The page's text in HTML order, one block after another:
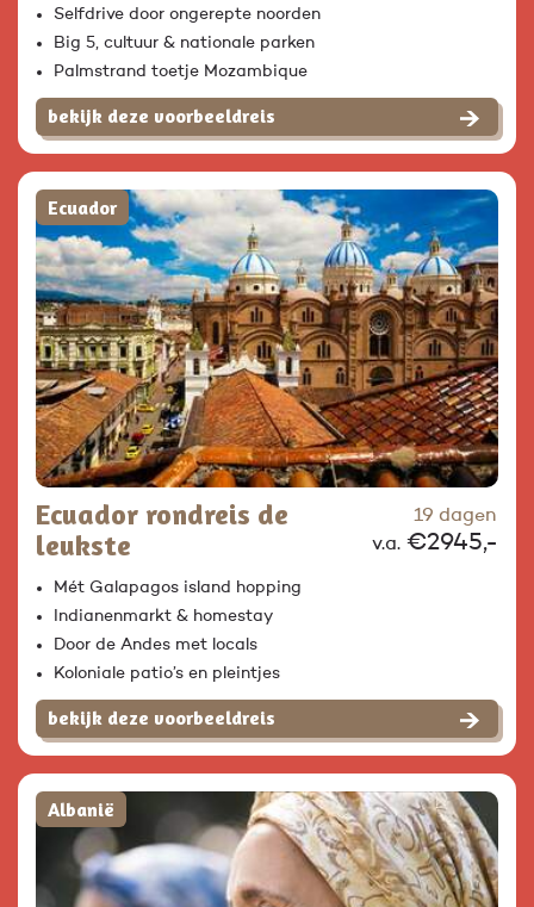
Selfdrive door ongerepte noorden
Big 5, cultuur & nationale parken
Palmstrand toetje Mozambique
bekijk deze voorbeeldreis
Ecuador
Ecuador rondreis de
leukste
19 dagen
v.a. €2945,-
Mét Galapagos island hopping
Indianenmarkt & homestay
Door de Andes met locals
Koloniale patio’s en pleintjes
bekijk deze voorbeeldreis
Albanië